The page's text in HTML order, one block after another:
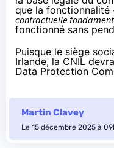
que la fonctionnalité
contractuelle
fonctionné sans
Puisque le siège
Irlande, la CNIL
Data Protection
Martin Clavey
Le 15 décembre 2025 à